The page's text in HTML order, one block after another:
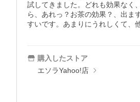
試してきました。どれも効果なく
ら、あれっ？お茶の効果？、出ま
すいです。あまりにうれしくて、
購入したストア
エソラYahoo!店